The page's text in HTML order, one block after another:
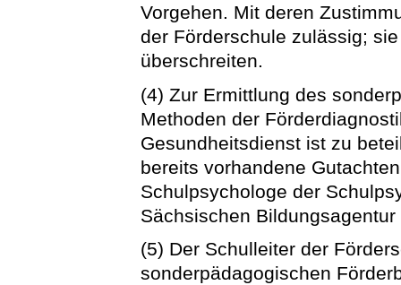
Vorgehen. Mit deren
der Förderschule zulässig;
überschreiten.
(4) Zur Ermittlung des
Methoden der
Gesundheitsdienst ist zu
bereits vorhandene
Schulpsychologe der
Sächsischen
(5) Der Schulleiter der
sonderpädagogischen